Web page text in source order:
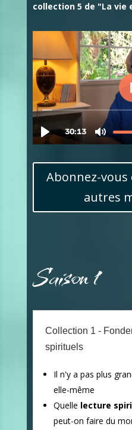
collection 5 de "La vie
Abonnez-vous
autres
Saison 1
Collection 1 -
spirituels
Il n'y a pas plus
elle-même
Quelle lecture
peut-on faire du